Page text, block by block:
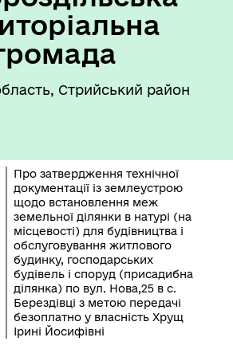
Стрийський район
Про затвердження технічної
документації із землеустрою
щодо встановлення меж
земельної ділянки в натурі (на
місцевості) для будівництва і
обслуговування житлового
будинку, господарських
будівель і споруд (присадибна
ділянка) по вул. Нова,25 в с.
Берездівці з метою передачі
безоплатно у власність Хрущ
Ірині Йосифівні